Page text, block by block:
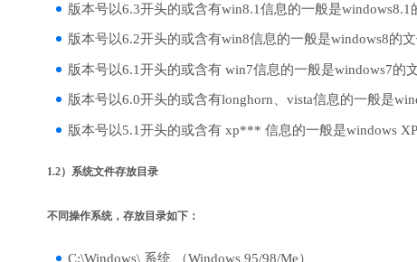
版本号以6.3开头的或含有win8.1信息的一般是windows8.1
版本号以6.2开头的或含有win8信息的一般是windows8的
版本号以6.1开头的或含有 win7信息的一般是windows7的
版本号以6.0开头的或含有longhorn、vista信息的一般是
版本号以5.1开头的或含有 xp*** 信息的一般是windows
1.2）系统文件存放目录
不同操作系统，存放目录如下：
C:\Windows\ 系统 （Windows 95/98/Me）